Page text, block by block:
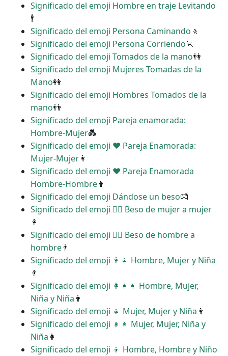
Significado del emoji Hombre en traje Levitando
🕴
Significado del emoji Persona Caminando 🚶
Significado del emoji Persona Corriendo🏃
Significado del emoji Tomados de la mano👫
Significado del emoji Mujeres Tomadas de la
Mano👭
Significado del emoji Hombres Tomados de la
mano👬
Significado del emoji Pareja enamorada:
Hombre-Mujer💑
Significado del emoji ‍❤️‍ Pareja Enamorada:
Mujer-Mujer👩
Significado del emoji ‍❤️‍ Pareja Enamorada
Hombre-Hombre👨
Significado del emoji Dándose un beso💏
Significado del emoji ‍❤️‍💋‍ Beso de mujer a mujer
👩
Significado del emoji ‍❤️‍💋‍ Beso de hombre a
hombre👨
Significado del emoji ‍👩‍👧 Hombre, Mujer y Niña
👨
Significado del emoji ‍👩‍👧‍👧 Hombre, Mujer,
Niña y Niña 👨
Significado del emoji ‍‍👧 Mujer, Mujer y Niña 👩
Significado del emoji ‍‍👧‍👧 Mujer, Mujer, Niña y
Niña 👩
Significado del emoji ‍‍👦 Hombre, Hombre y Niño